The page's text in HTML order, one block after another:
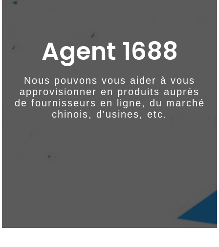
Agent 1688
Nous pouvons vous aider à vous
approvisionner en produits auprès
de fournisseurs en ligne, du marché
chinois, d'usines, etc.